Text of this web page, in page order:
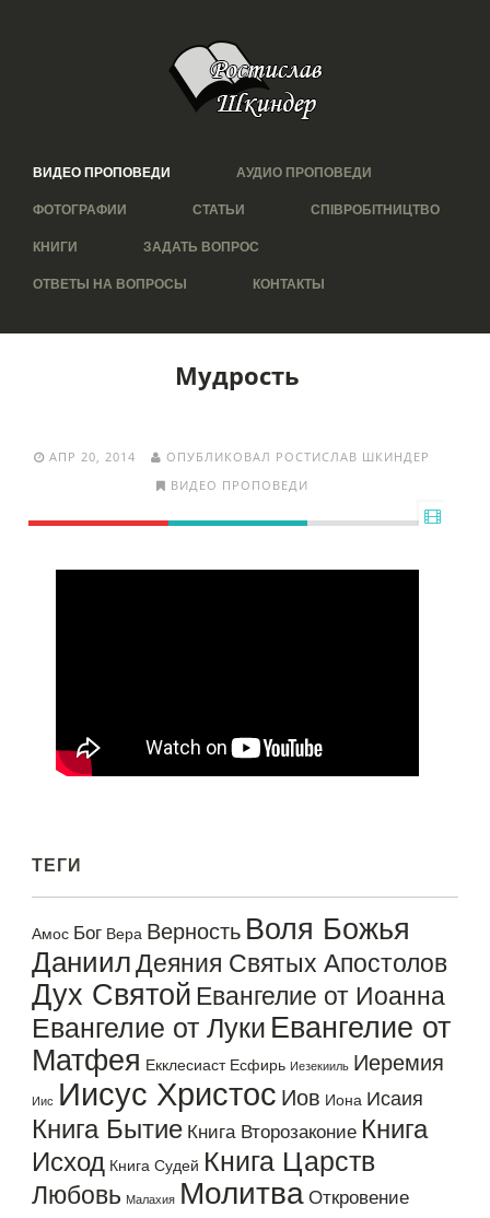
ВИДЕО ПРОПОВЕДИ АУДИО ПРОПОВЕДИ
ФОТОГРАФИИ СТАТЬИ СПІВРОБІТНИЦТВО
КНИГИ ЗАДАТЬ ВОПРОС
ОТВЕТЫ НА ВОПРОСЫ КОНТАКТЫ
Мудрость
АПР 20, 2014
ОПУБЛИКОВАЛ РОСТИСЛАВ ШКИНДЕР
ВИДЕО ПРОПОВЕДИ
ТЕГИ
Амос Бог Вера Верность Воля Божья
ДаниилДеяния Святых Апостолов
Дух Святой Евангелие от Иоанна
Евангелие от Луки Евангелие от
Матфея Екклесиаст Есфирь Иезекииль Иеремия
Иис Иисус Христос Иов Иона Исаия
Книга Бытие Книга Второзаконие Книга
Исход Книга Судей Книга Царств
Любовь Малахия Молитва Откровение